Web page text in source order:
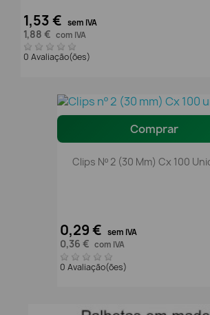
1,53 € sem IVA
1,88 € com IVA
0 Avaliação(ões)
Comprar
Clips Nº 2 (30 Mm) Cx 100
0,29 € sem IVA
0,36 € com IVA
0 Avaliação(ões)